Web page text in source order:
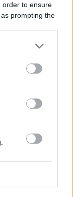
order to ensure
prompting the
el valor de
tiene un
para todo
para un
Contributor